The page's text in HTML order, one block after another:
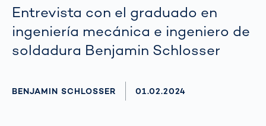
Entrevista con el graduado en
ingeniería mecánica e ingeniero de
soldadura Benjamin Schlosser
AUTHOR
BENJAMIN SCHLOSSER AKTUALISIERT AM:
01.02.2024